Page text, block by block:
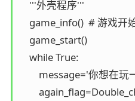
    '''外壳程序'''
game_info()  # 游戏开
    game_start()
    while True:
message='你想在玩